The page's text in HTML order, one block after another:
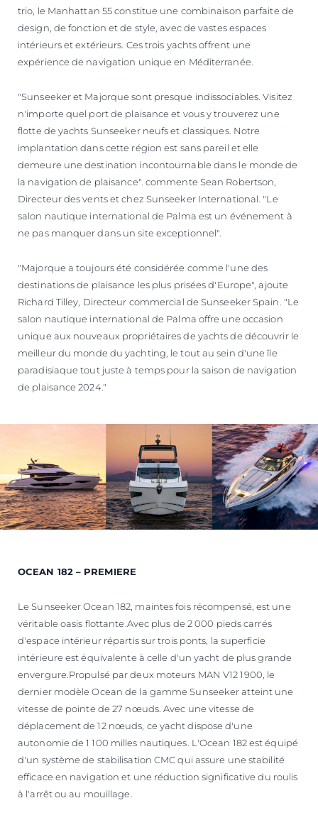
trio, le Manhattan 55 constitue une combinaison parfaite de
design, de fonction et de style, avec de vastes espaces
intérieurs et extérieurs. Ces trois yachts offrent une
expérience de navigation unique en Méditerranée.
"Sunseeker et Majorque sont presque indissociables. Visitez
n'importe quel port de plaisance et vous y trouverez une
flotte de yachts Sunseeker neufs et classiques. Notre
implantation dans cette région est sans pareil et elle
demeure une destination incontournable dans le monde de
la navigation de plaisance". commente Sean Robertson,
Directeur des vents et chez Sunseeker International. "Le
salon nautique international de Palma est un événement à
ne pas manquer dans un site exceptionnel".
"Majorque a toujours été considérée comme l'une des
destinations de plaisance les plus prisées d'Europe", ajoute
Richard Tilley, Directeur commercial de Sunseeker Spain. "Le
salon nautique international de Palma offre une occasion
unique aux nouveaux propriétaires de yachts de découvrir le
meilleur du monde du yachting, le tout au sein d'une île
paradisiaque tout juste à temps pour la saison de navigation
de plaisance 2024."
OCEAN 182 – PREMIERE
Le Sunseeker Ocean 182, maintes fois récompensé, est une
véritable oasis flottante.Avec plus de 2 000 pieds carrés
d'espace intérieur répartis sur trois ponts, la superficie
intérieure est équivalente à celle d'un yacht de plus grande
envergure.Propulsé par deux moteurs MAN V12 1900, le
dernier modèle Ocean de la gamme Sunseeker atteint une
vitesse de pointe de 27 nœuds. Avec une vitesse de
déplacement de 12 nœuds, ce yacht dispose d'une
autonomie de 1 100 milles nautiques. L'Ocean 182 est équipé
d'un système de stabilisation CMC qui assure une stabilité
efficace en navigation et une réduction significative du roulis
à l'arrêt ou au mouillage.